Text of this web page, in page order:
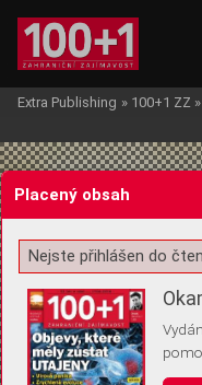
Žádost o souhlas s
Extra Publishing » 100+1 ZZ »
Placený obsah
Nejste přihlášen do